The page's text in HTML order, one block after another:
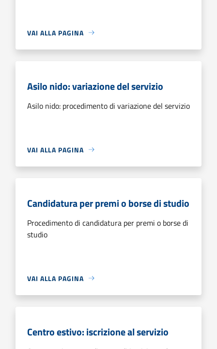
VAI ALLA PAGINA
Asilo nido: variazione del servizio
Asilo nido: procedimento di variazione del servizio
VAI ALLA PAGINA
Candidatura per premi o borse di studio
Procedimento di candidatura per premi o borse di
studio
VAI ALLA PAGINA
Centro estivo: iscrizione al servizio